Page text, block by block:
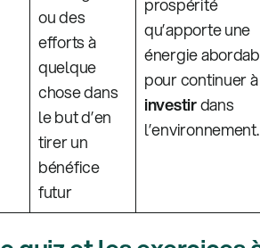
ou des
efforts à
quelque
chose dans
le but d’en
tirer un
bénéfice
futur
qu’apporte une
énergie
pour continuer à
investirdans